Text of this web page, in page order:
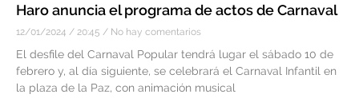
Haro anuncia el programa de actos de Carnaval
12/01/2024 20:45 No hay comentarios
El desfile del Carnaval Popular tendrá lugar el sábado 10 de
febrero y, al día siguiente, se celebrará el Carnaval Infantil en
la plaza de la Paz, con animación musical